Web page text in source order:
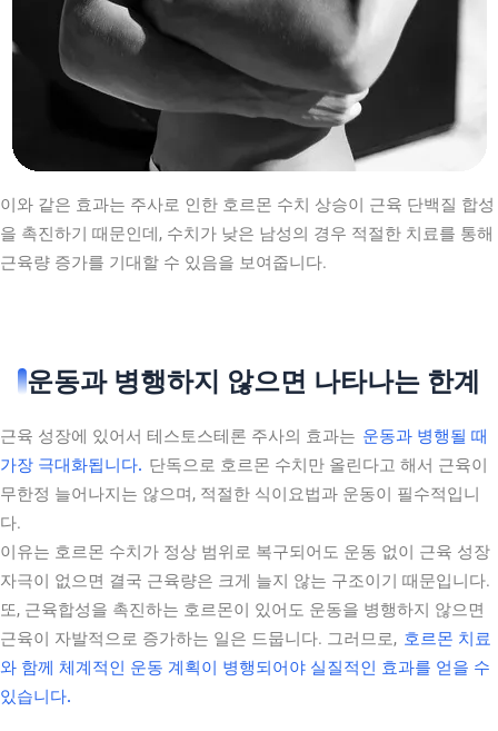
이와 같은 효과는 주사로 인한 호르몬 수치 상승이 근육 단백질 합성
을 촉진하기 때문인데, 수치가 낮은 남성의 경우 적절한 치료를 통해
근육량 증가를 기대할 수 있음을 보여줍니다.
운동과 병행하지 않으면 나타나는 한계
근육 성장에 있어서 테스토스테론 주사의 효과는 운동과 병행될 때
가장 극대화됩니다. 단독으로 호르몬 수치만 올린다고 해서 근육이
무한정 늘어나지는 않으며, 적절한 식이요법과 운동이 필수적입니
다.
이유는 호르몬 수치가 정상 범위로 복구되어도 운동 없이 근육 성장
자극이 없으면 결국 근육량은 크게 늘지 않는 구조이기 때문입니다.
또, 근육합성을 촉진하는 호르몬이 있어도 운동을 병행하지 않으면
근육이 자발적으로 증가하는 일은 드뭅니다. 그러므로, 호르몬 치료
와 함께 체계적인 운동 계획이 병행되어야 실질적인 효과를 얻을 수
있습니다.